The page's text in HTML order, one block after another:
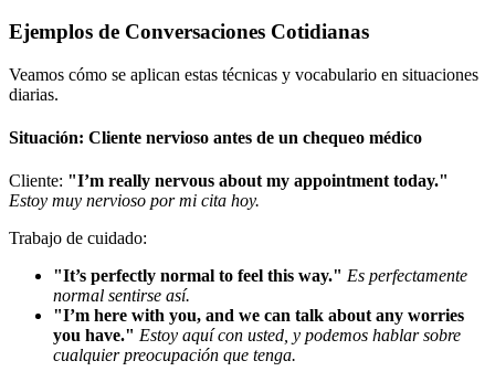
Ejemplos de Conversaciones Cotidianas
Veamos cómo se aplican estas técnicas y vocabulario en situaciones
diarias.
Situación: Cliente nervioso antes de un chequeo médico
Cliente: "I’m really nervous about my appointment today."
Estoy muy nervioso por mi cita hoy.
Trabajo de cuidado:
"It’s perfectly normal to feel this way." Es perfectamente
normal sentirse así.
"I’m here with you, and we can talk about any worries
you have." Estoy aquí con usted, y podemos hablar sobre
cualquier preocupación que tenga.